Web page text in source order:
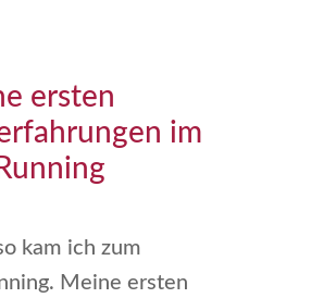
ersten
im
kam ich zum
Meine ersten